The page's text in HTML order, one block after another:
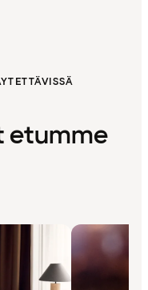
etumme